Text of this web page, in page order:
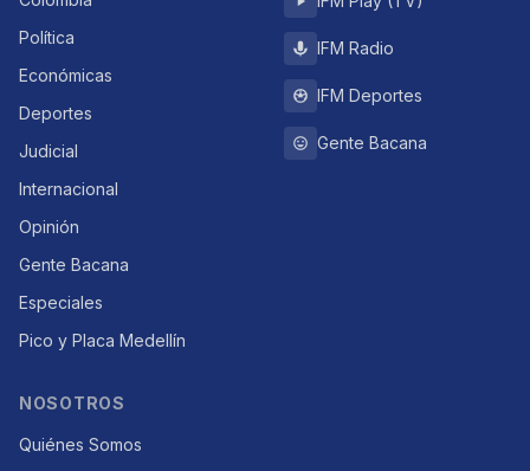
Política
Económicas
Deportes
Judicial
Internacional
Opinión
Gente Bacana
Especiales
Pico y Placa Medellín
IFM Radio
IFM Deportes
Gente Bacana
NOSOTROS
Quiénes Somos